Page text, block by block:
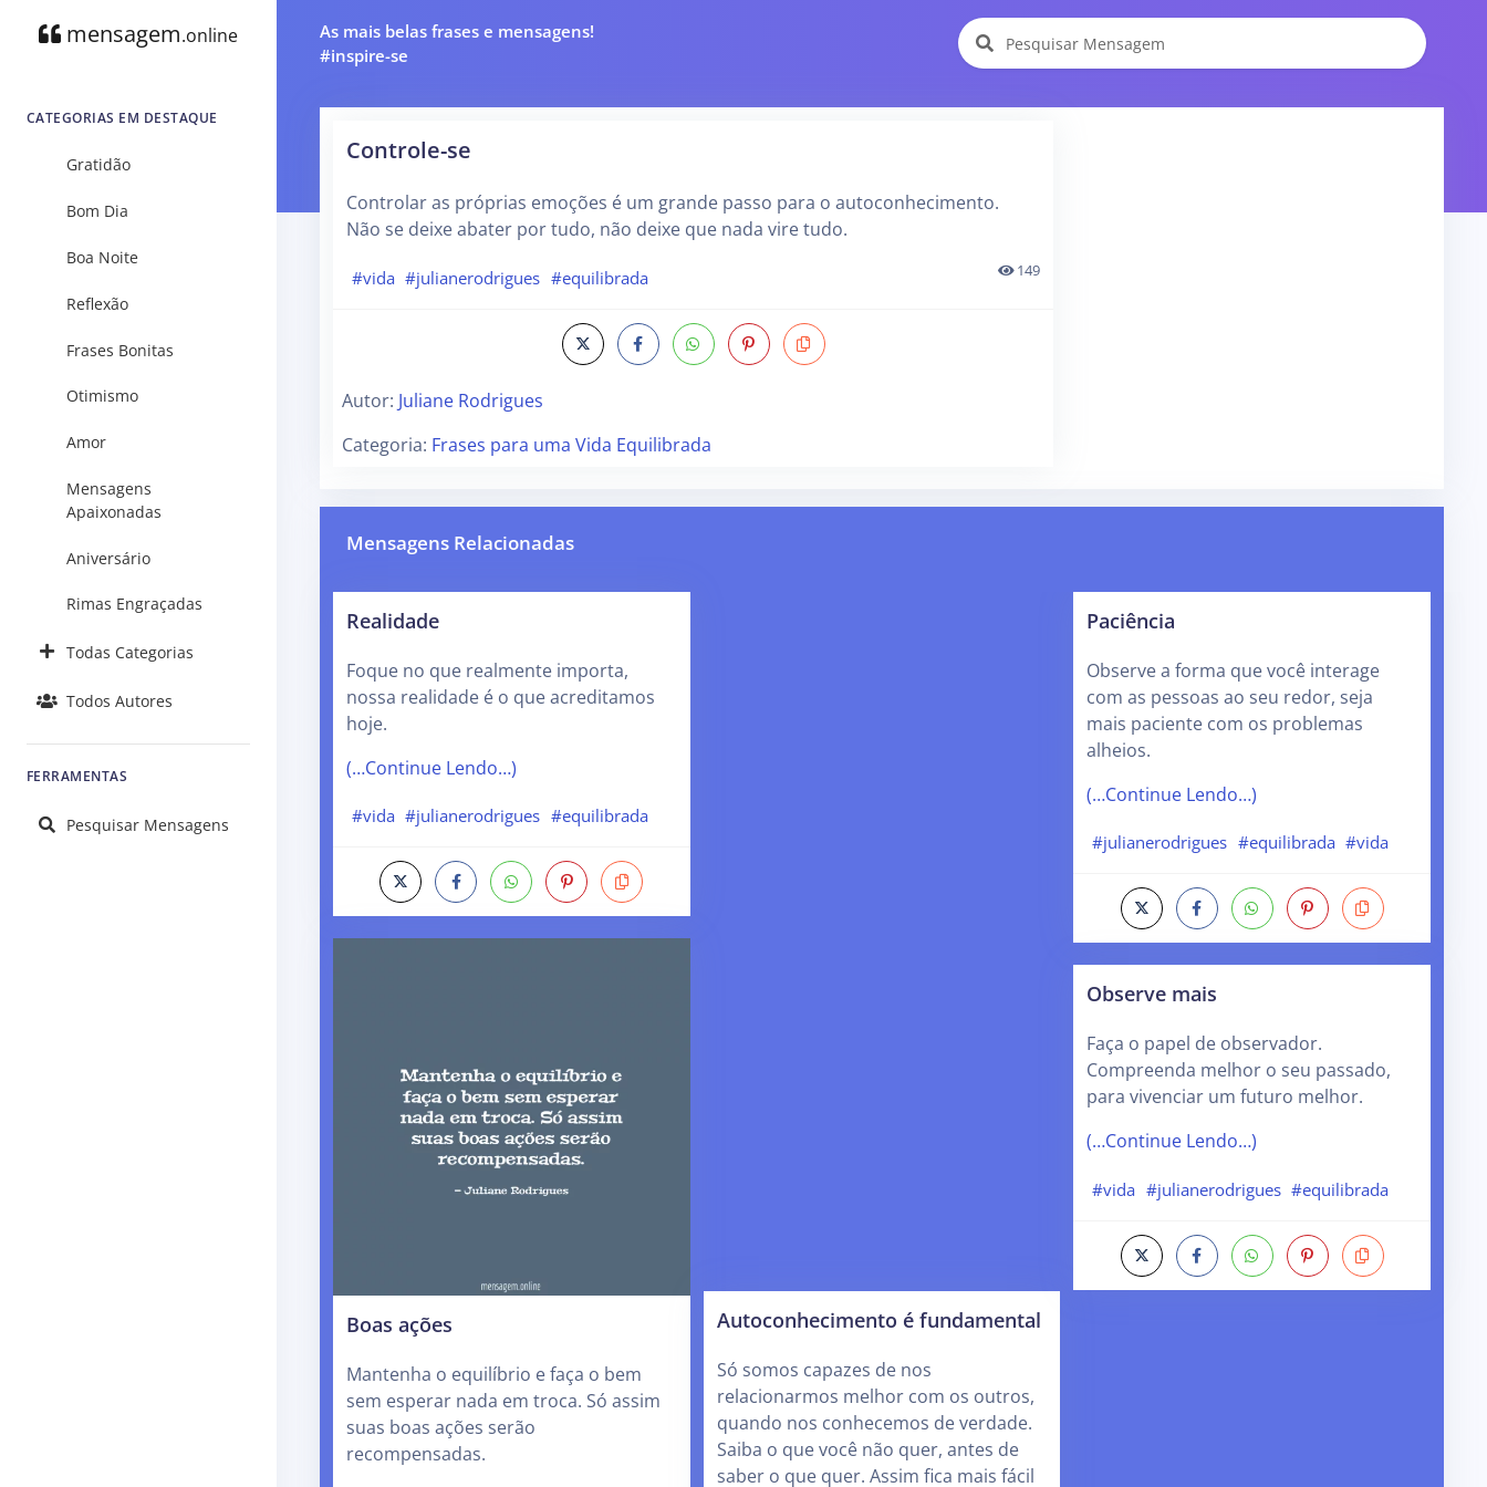
mensagem.online
CATEGORIAS EM DESTAQUE
Gratidão
Bom Dia
Boa Noite
Reflexão
Frases Bonitas
Otimismo
Amor
Mensagens
Apaixonadas
Aniversário
Rimas Engraçadas
Todas Categorias
Todos Autores
FERRAMENTAS
Pesquisar Mensagens
As mais belas frases e mensagens!
#inspire-se
Controle-se
Controlar as próprias emoções é um grande passo para o autoconhecimento.
Não se deixe abater por tudo, não deixe que nada vire tudo.
#vida #julianerodrigues #equilibrada 149
Autor: Juliane Rodrigues
Categoria: Frases para uma Vida Equilibrada
Mensagens Relacionadas
Realidade
Foque no que realmente importa,
nossa realidade é o que acreditamos
hoje.
(…Continue Lendo…)
#vida #julianerodrigues #equilibrada
Boas ações
Mantenha o equilíbrio e faça o bem
sem esperar nada em troca. Só assim
suas boas ações serão
recompensadas.
Autoconhecimento é fundamental
Só somos capazes de nos
relacionarmos melhor com os outros,
quando nos conhecemos de verdade.
Saiba o que você não quer, antes de
saber o que quer. Assim fica mais fácil
Paciência
Observe a forma que você interage
com as pessoas ao seu redor, seja
mais paciente com os problemas
alheios.
(…Continue Lendo…)
#julianerodrigues #equilibrada #vida
Observe mais
Faça o papel de observador.
Compreenda melhor o seu passado,
para vivenciar um futuro melhor.
(…Continue Lendo…)
#vida #julianerodrigues #equilibrada